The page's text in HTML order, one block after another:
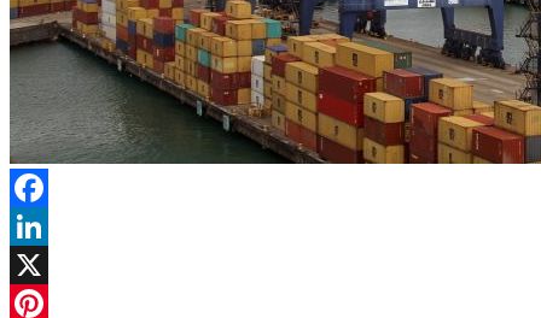
Facebook
LinkedIn
X